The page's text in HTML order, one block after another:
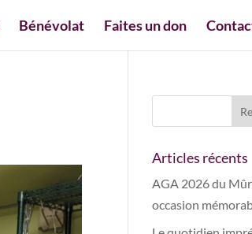
Bénévolat Faites un don
Articles récents
AGA 2026 du
occasion